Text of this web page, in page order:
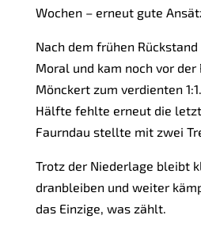
Wochen – erneut gute
Nach dem frühen
Moral und kam noch vor der
Mönckert zum verdienten
Hälfte fehlte erneut die
Faurndau stellte mit zwei
Trotz der Niederlage bleibt
dranbleiben und weiter
das Einzige, was zählt.